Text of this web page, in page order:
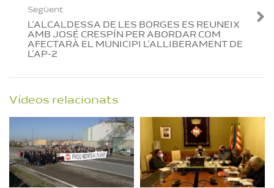
Següent
L’ALCALDESSA DE LES BORGES ES REUNEIX
AMB JOSÉ CRESPÍN PER ABORDAR COM
AFECTARÀ EL MUNICIPI L’ALLIBERAMENT DE
L’AP-2
Vídeos relacionats